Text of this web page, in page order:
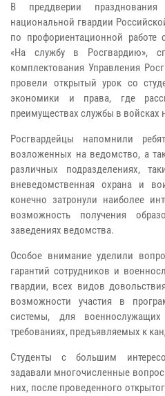
В преддверии
национальной гвардии
по профориентационной
«На службу в Росгвардию»,
комплектования Управления
провели открытый урок со
экономики и права, где
преимуществах службы в войсках
Росгвардейцы напомнили
возложенных на ведомство, а
различных подразделениях,
вневедомственная охрана и
конечно затронули наиболее
возможность получения
заведениях ведомства.
Особое внимание уделили
гарантий сотрудников и
гвардии, всех видов
возможности участия в
системы, для
требованиях, предъявляемых к
Студенты с большим
задавали многочисленные
них, после проведенного